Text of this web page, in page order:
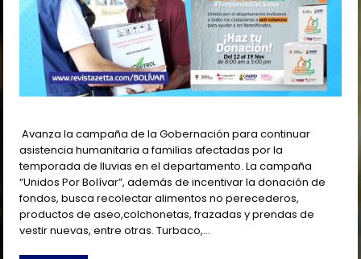
Avanza la campaña de la Gobernación para continuar
asistencia humanitaria a familias afectadas por la
temporada de lluvias en el departamento. La campaña
“Unidos Por Bolívar”, además de incentivar la donación de
fondos, busca recolectar alimentos no perecederos,
productos de aseo,colchonetas, frazadas y prendas de
vestir nuevas, entre otras. Turbaco,…